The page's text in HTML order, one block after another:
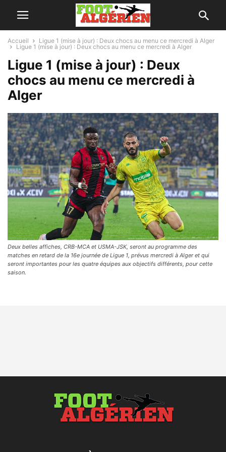
Accueil
Ligue 1 (mise à jour) : Deux chocs au menu ce mercredi à Alger
Ligue 1 (mise à jour) : Deux chocs au menu ce mercredi à Alger
Ligue 1 (mise à jour) : Deux
chocs au menu ce mercredi à
Alger
Deux belles affiches, CRB-MCA et USMA-JSK, seront au programme des
matches en retard de la 16e journée de Ligue 1, prévus mercredi à Alger et qui
seront importantes pour les quatre équipes aux objectifs différents, pour cette
saison.